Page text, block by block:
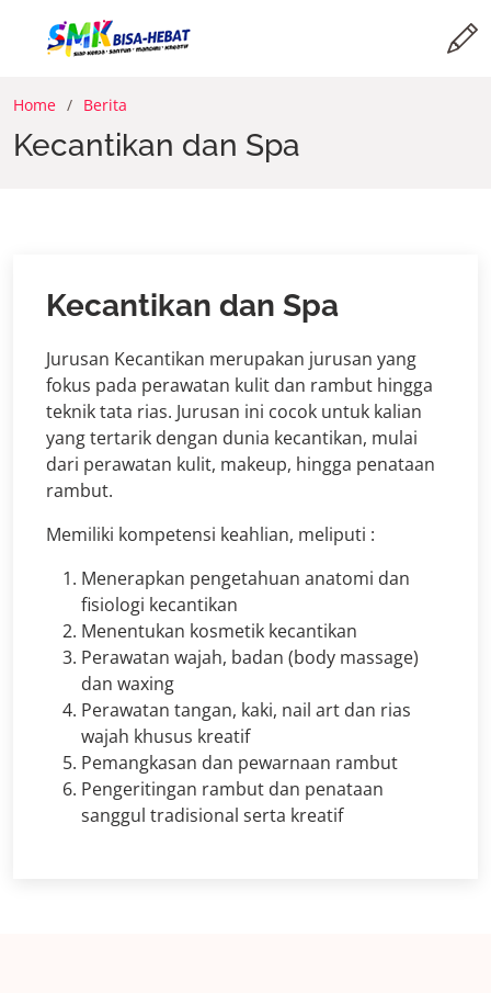
Home Berita
Kecantikan dan Spa
Kecantikan dan Spa
Jurusan Kecantikan merupakan jurusan yang
fokus pada perawatan kulit dan rambut hingga
teknik tata rias. Jurusan ini cocok untuk kalian
yang tertarik dengan dunia kecantikan, mulai
dari perawatan kulit, makeup, hingga penataan
rambut.
Memiliki kompetensi keahlian, meliputi :
Menerapkan pengetahuan anatomi dan
fisiologi kecantikan
Menentukan kosmetik kecantikan
Perawatan wajah, badan (body massage)
dan waxing
Perawatan tangan, kaki, nail art dan rias
wajah khusus kreatif
Pemangkasan dan pewarnaan rambut
Pengeritingan rambut dan penataan
sanggul tradisional serta kreatif